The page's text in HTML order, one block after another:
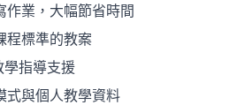
作業，大幅節省時間
程標準的教案
指導支援
式與個人教學資料